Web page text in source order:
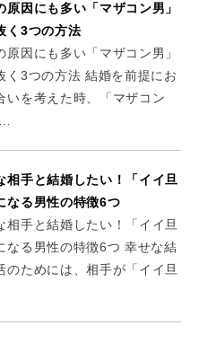
原因にも多い「マザコン男」
く3つの方法
原因にも多い「マザコン男」
く3つの方法 結婚を前提にお
いを考えた時、「マザコン
相手と結婚したい！「イイ旦
なる男性の特徴6つ
相手と結婚したい！「イイ旦
なる男性の特徴6つ 幸せな結
のためには、相手が「イイ旦